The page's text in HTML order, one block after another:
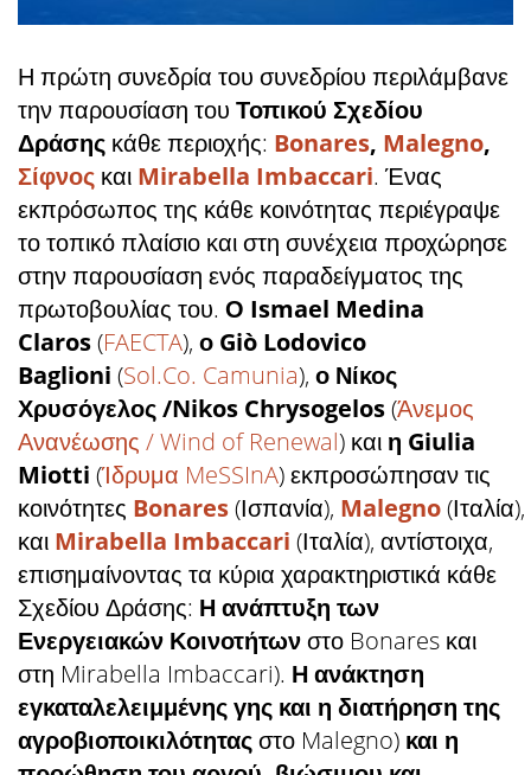
Η πρώτη συνεδρία του συνεδρίου περιλάμβανε
την παρουσίαση του Τοπικού Σχεδίου
Δράσης κάθε περιοχής: Bonares, Malegno,
Σίφνος και Mirabella Imbaccari. Ένας
εκπρόσωπος της κάθε κοινότητας περιέγραψε
το τοπικό πλαίσιο και στη συνέχεια προχώρησε
στην παρουσίαση ενός παραδείγματος της
πρωτοβουλίας του. Ο Ismael Medina
Claros(FAECTA), ο Giò Lodovico
Baglioni (Sol.Co. Camunia), ο Νίκος
Χρυσόγελος /Nikos Chrysogelos(Άνεμος
Ανανέωσης / Wind of Renewal) και η Giulia
Miotti (Ίδρυμα MeSSInA) εκπροσώπησαν τις
κοινότητες Bonares(Ισπανία), Malegno(Ιταλία),
και Mirabella Imbaccari (Ιταλία), αντίστοιχα,
επισημαίνοντας τα κύρια χαρακτηριστικά κάθε
Σχεδίου Δράσης: Η ανάπτυξη των
Ενεργειακών Κοινοτήτωνστο Bonares και
στη Mirabella Imbaccari). Η ανάκτηση
εγκαταλελειμμένης γης και η διατήρηση της
αγροβιοποικιλότηταςστο Malegno) και η